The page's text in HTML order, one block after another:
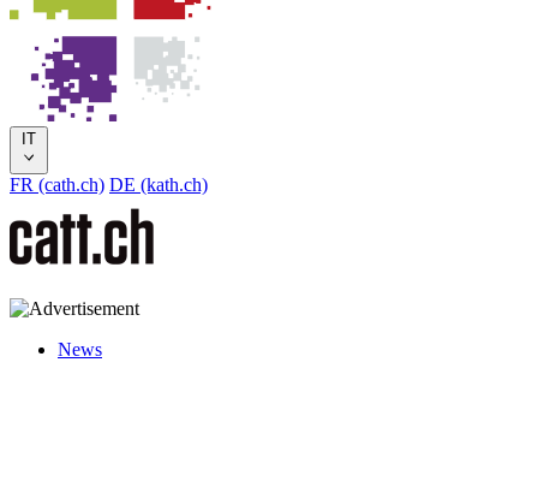
IT
FR (cath.ch) DE (kath.ch)
News